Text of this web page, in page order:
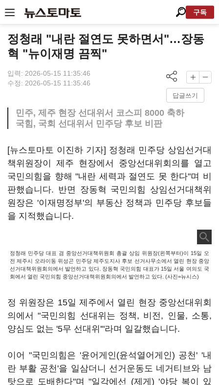
구독
정청래 "내란 절연도 못하면서"…장동
혁 "뉴이재명 끔찍"
입력: 2026-05-15 11:35:46
수정: 2026-05-15 11:35:46
답글쓰기
민주, 제주 현장 선대위서 코스피 8000 축하
국힘, 국회 선대위서 민주당 후보 비판
[뉴스토마토 이진하 기자] 정청래 민주당 상임선거대
책위원장이 제주 현장에서 중앙선대위회의를 열고
국민의힘을 향해 "내란 세력과 절연도 못 한다"며 비
판했습니다. 반면 장동혁 국민의힘 상임선거대책위
원장은 '이재명정부'의 부동산 정책과 민주당 후보들
을 지적했습니다.
정청래 민주당 대표 겸 중앙선거대책위원회 총괄 상임 위원장(왼쪽부터)이 15일 오
전 제주시 오라이동 위성곤 민주당 제주도지사 후보 선거사무소에서 열린 현장 중앙
선거대책위원회의에서 발언하고 있다. 장동혁 국민의힘 대표가 15일 서울 여의도 국
회에서 열린 국민의힘 중앙선거대책위원회의에서 발언하고 있다. (사진=뉴시스)
정 위원장은 15일 제주에서 열린 현장 중앙선대위회
의에서 "국민의힘 선대위는 정책, 비전, 인물, 소통,
양심도 없는 '5무 선대위'"라며 일갈했습니다.
이어 "국민의힘은 '윤어게인(윤석열어게인) 공천' '내
란 부활 공천'을 일삼더니 선거운동도 네거티브와 남
탓으로 도배한다"며 "일각에선 (제게) '야당 복이 있